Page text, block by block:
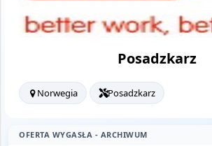
Posadzkarz
Norwegia Posadzkarz
OFERTA WYGASŁA - ARCHIWUM